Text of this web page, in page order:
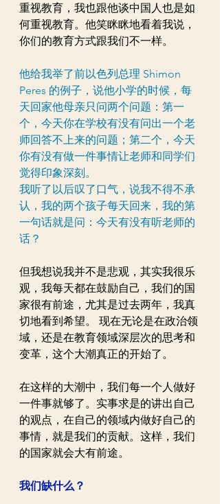
重视教育，我也跟他谈中国人也是如
何重视教育。他笑眯眯地看着我说，
你们的教育方式跟我们不一样。
他给我举了前以色列总理 Shimon
Peres 的例子，说他小学的时候，每
天回家他母亲只问两个问题：第一
个，今天你在学校有没有问出一个老
师回答不上来的问题；第二个，今天
你有没有做一件事情让老师和同学们
觉得印象深刻。
我听了以后叹了口气，说我不得不承
认，我的两个孩子每天回来，我的第
一句话就是问：今天有没有听老师的
话？
但我想说我并不是悲观，其实我很乐
观，我每天都在鼓励自己，我们的国
家很有前途，尤其是过去两年，我真
切地看到希望。 现在无论是在政治领
域，还是在教育领域深层次的思考和
变革，这个大潮真正的开始了。
在这样的大潮中，我们每一个人做好
一件事就够了。实事求是的讲出自己
的观点，在自己的领域内做好自己的
事情，就是我们的贡献。这样，我们
的国家就会大有前途。
我们缺什么？